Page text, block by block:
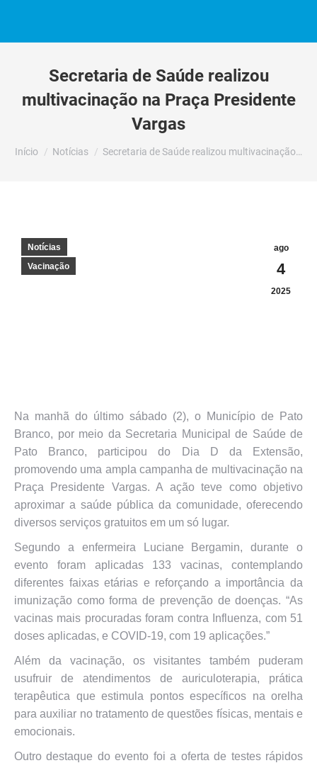
Secretaria de Saúde realizou
multivacinação na Praça Presidente
Vargas
Você está aqui:
Início Notícias Secretaria de Saúde realizou multivacinação…
ago
4
2025
Notícias
Vacinação
Na manhã do último sábado (2), o Município de Pato
Branco, por meio da Secretaria Municipal de Saúde de
Pato Branco, participou do Dia D da Extensão,
promovendo uma ampla campanha de multivacinação na
Praça Presidente Vargas. A ação teve como objetivo
aproximar a saúde pública da comunidade, oferecendo
diversos serviços gratuitos em um só lugar.
Segundo a enfermeira Luciane Bergamin, durante o
evento foram aplicadas 133 vacinas, contemplando
diferentes faixas etárias e reforçando a importância da
imunização como forma de prevenção de doenças. “As
vacinas mais procuradas foram contra Influenza, com 51
doses aplicadas, e COVID-19, com 19 aplicações.”
Além da vacinação, os visitantes também puderam
usufruir de atendimentos de auriculoterapia, prática
terapêutica que estimula pontos específicos na orelha
para auxiliar no tratamento de questões físicas, mentais e
emocionais.
Outro destaque do evento foi a oferta de testes rápidos